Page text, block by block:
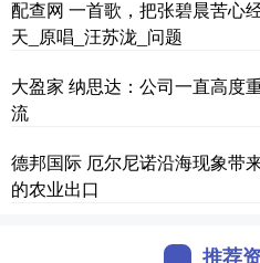
配查网 一首歌，把张碧晨苦心
天_原唱_汪苏泷_问题
大盈家 纳思达：公司一直高度
流
德邦国际 厄尔尼诺沿海现象带
的农业出口
推荐